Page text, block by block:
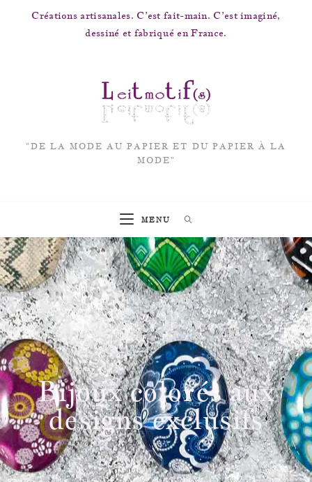
Créations artisanales. C’est fait-main. C’est imaginé,
dessiné et fabriqué en France.
"DE LA MODE AU PAPIER ET DU PAPIER À LA
MODE"
MENU
Bijoux colorés aux
designs exclusifs